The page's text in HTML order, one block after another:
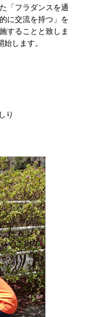
「フラダンスを通
に交流を持つ」を
することと致しま
します。
り